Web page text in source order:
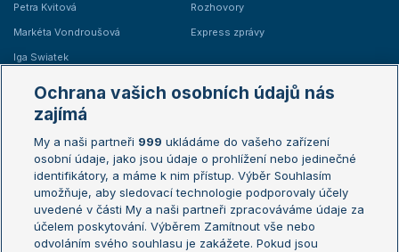
Petra Kvitová
Markéta Vondroušová
Iga Swiatek
Rozhovory
Express zprávy
Žebříčky
Žebříček ATP (muži)
Žebříček WTA (ženy)
Sázkařský žebříček
Australian Open
French Open
Wimbledon
US Open
Turnaj mistrů
Ochrana vašich osobních údajů nás
zajímá
My a naši partneři 999 ukládáme do vašeho zařízení
osobní údaje, jako jsou údaje o prohlížení nebo jedinečné
identifikátory, a máme k nim přístup. Výběr Souhlasím
umožňuje, aby sledovací technologie podporovaly účely
uvedené v části My a naši partneři zpracováváme údaje za
účelem poskytování. Výběrem Zamítnout vše nebo
odvoláním svého souhlasu je zakážete. Pokud jsou